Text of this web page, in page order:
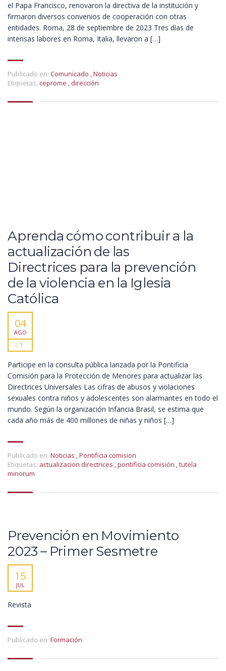
el Papa Francisco, renovaron la directiva de la institución y
firmaron diversos convenios de cooperación con otras
entidades. Roma, 28 de septiembre de 2023 Tres días de
intensas labores en Roma, Italia, llevaron a […]
Publicado en: Comunicado ,Noticias
Etiquetas: ceprome ,dirección
Aprenda cómo contribuir a la
actualización de las
Directrices para la prevención
de la violencia en la Iglesia
Católica
04
AGO
1
Participe en la consulta pública lanzada por la Pontificia
Comisión para la Protección de Menores para actualizar las
Directrices Universales Las cifras de abusos y violaciones
sexuales contra niños y adolescentes son alarmantes en todo el
mundo. Según la organización Infancia Brasil, se estima que
cada año más de 400 millones de niñas y niños […]
Publicado en: Noticias ,Pontificia comision
Etiquetas: actualizacion directrices ,pontificia comisión ,tutela
minorum
Prevención en Movimiento
2023 – Primer Sesmetre
15
JUL
Revista
Publicado en: Formación